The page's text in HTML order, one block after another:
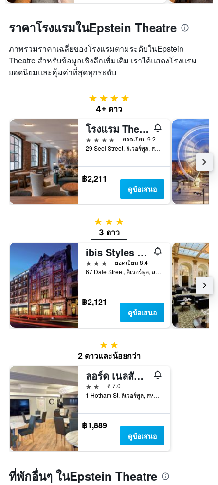
ราคาโรงแรมในEpstein Theatre
ภาพรวมราคาเฉลี่ยของโรงแรมตามระดับในEpstein
Theatre สำหรับข้อมูลเชิงลึกเพิ่มเติม เราได้แสดงโรงแรม
ยอดนิยมและคุ้มค่าที่สุดทุกระดับ
4 ดาว
4+ ดาว
โรงแรม The Resident Liverpool
4 ดาว
ยอดเยี่ยม 9.2
29 Seel Street, ลิเวอร์พูล, สหราชอาณาจักร
฿2,211
ดูข้อเสนอ
3 ดาว
3 ดาว
ibis Styles Liverpool Centre Dale Street - Cavern Quarter
3 ดาว
ยอดเยี่ยม 8.4
67 Dale Street, ลิเวอร์พูล, สหราชอาณาจักร
฿2,121
ดูข้อเสนอ
2 ดาว
2 ดาวและน้อยกว่า
ลอร์ด เนลสัน โรงแรม – ไลม์ สตรีท สเตชัน ลิเวอร์พูล บาย คอมพาส ฮอสพิทาลิตี้
2 ดาว
ดี 7.0
1 Hotham St, ลิเวอร์พูล, สหราชอาณาจักร
฿1,889
ดูข้อเสนอ
ที่พักอื่นๆ ในEpstein Theatre